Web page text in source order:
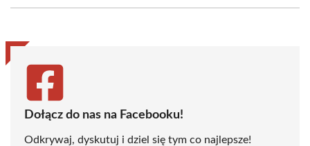
(Twitter)
Dołącz do nas na Facebooku!
Odkrywaj, dyskutuj i dziel się tym co najlepsze!